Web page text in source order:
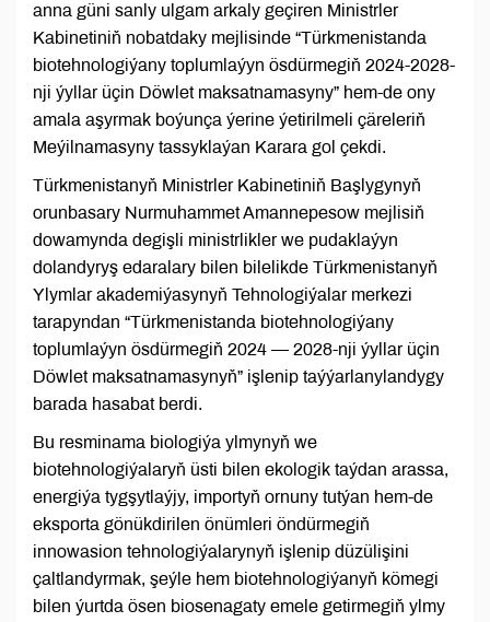
anna güni sanly ulgam arkaly geçiren Ministrler
Kabinetiniň nobatdaky mejlisinde “Türkmenistanda
biotehnologiýany toplumlaýyn ösdürmegiň 2024-2028-
nji ýyllar üçin Döwlet maksatnamasyny” hem-de ony
amala aşyrmak boýunça ýerine ýetirilmeli çäreleriň
Meýilnamasyny tassyklaýan Karara gol çekdi.
Türkmenistanyň Ministrler Kabinetiniň Başlygynyň
orunbasary Nurmuhammet Amannepesow mejlisiň
dowamynda degişli ministrlikler we pudaklaýyn
dolandyryş edaralary bilen bilelikde Türkmenistanyň
Ylymlar akademiýasynyň Tehnologiýalar merkezi
tarapyndan “Türkmenistanda biotehnologiýany
toplumlaýyn ösdürmegiň 2024 — 2028-nji ýyllar üçin
Döwlet maksatnamasynyň” işlenip taýýarlanylandygy
barada hasabat berdi.
Bu resminama biologiýa ylmynyň we
biotehnologiýalaryň üsti bilen ekologik taýdan arassa,
energiýa tygşytlaýjy, importyň ornuny tutýan hem-de
eksporta gönükdirilen önümleri öndürmegiň
innowasion tehnologiýalarynyň işlenip düzülişini
çaltlandyrmak, şeýle hem biotehnologiýanyň kömegi
bilen ýurtda ösen biosenagaty emele getirmegiň ylmy